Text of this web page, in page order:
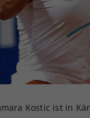
Kostic ist in